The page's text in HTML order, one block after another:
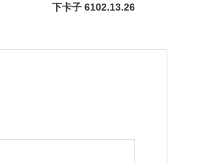
下卡子 6102.13.26